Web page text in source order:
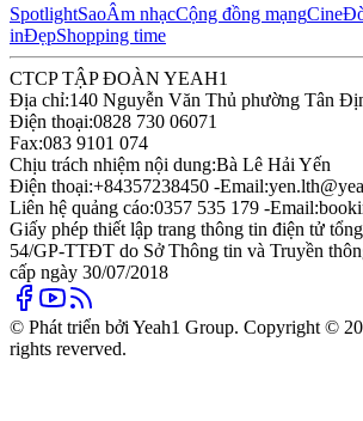
SpotlightSaoÂm nhạcCộng đồng mạngCine
inĐẹpShopping time
CTCP TẬP ĐOÀN YEAH1
Địa chỉ:140 Nguyễn Văn Thủ phường Tân
Điện thoại:0828 730 06071
Fax:083 9101 074
Chịu trách nhiệm nội dung:Bà Lê Hải Yến
Điện thoại:+84357238450 -Email:
Liên hệ quảng cáo:0357 535 179 -Email:
Giấy phép thiết lập trang thông tin điện tử
54/GP-TTĐT do Sở Thông tin và Truyền
cấp ngày 30/07/2018
© Phát triển bởi Yeah1 Group. Copyright ©
rights reverved.